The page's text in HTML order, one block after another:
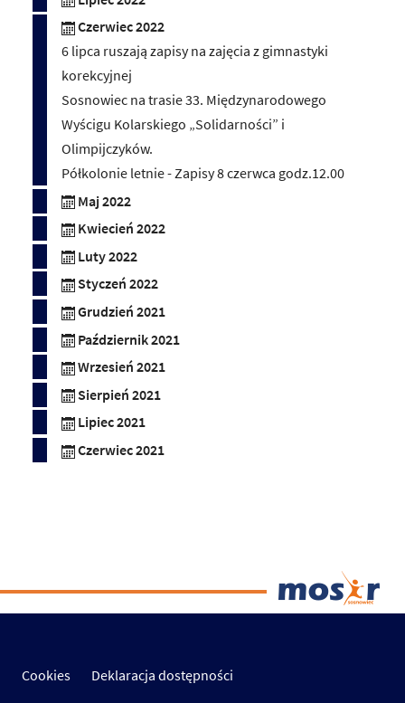
Czerwiec 2022
6 lipca ruszają zapisy na zajęcia z gimnastyki
korekcyjnej
Sosnowiec na trasie 33. Międzynarodowego
Wyścigu Kolarskiego „Solidarności” i
Olimpijczyków.
Półkolonie letnie - Zapisy 8 czerwca godz.12.00
Maj 2022
Kwiecień 2022
Luty 2022
Styczeń 2022
Grudzień 2021
Październik 2021
Wrzesień 2021
Sierpień 2021
Lipiec 2021
Czerwiec 2021
Cookies Deklaracja dostępności